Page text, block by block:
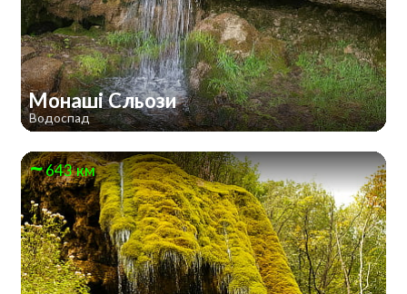
Монаші Сльози
Водоспад
643 км